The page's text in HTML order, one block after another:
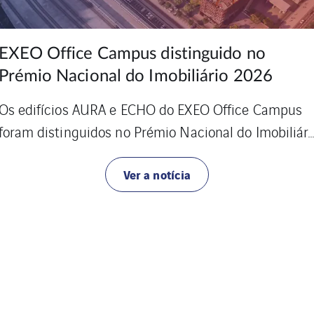
Oriente Green Campus: Sotécnica
participa num dos edifícios mais
de Lisboa
Localizado no Parque das Nações, em Lisboa, o
Oriente Green Campus afirma-se como um novo